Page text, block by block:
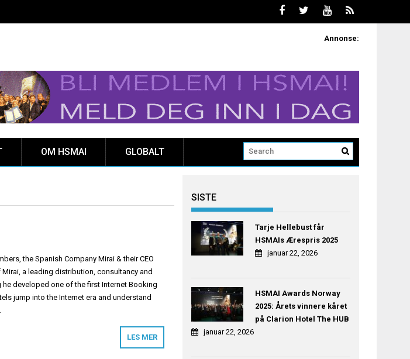
The HUB
Annonse:
OM HSMAI GLOBALT
the Spanish Company Mirai & their CEO
a leading distribution, consultancy and
developed one of the first Internet Booking
jump into the Internet era and understand
LES MER
SISTE
Tarje Hellebust får
HSMAIs Ærespris 2025
januar 22, 2026
HSMAI Awards Norway
2025: Årets vinnere kåret
på Clarion Hotel The HUB
januar 22, 2026